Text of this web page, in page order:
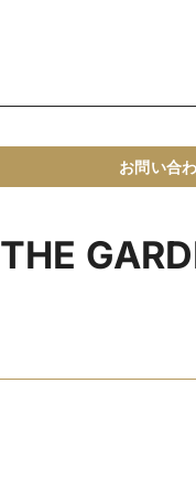
お問い合
THE